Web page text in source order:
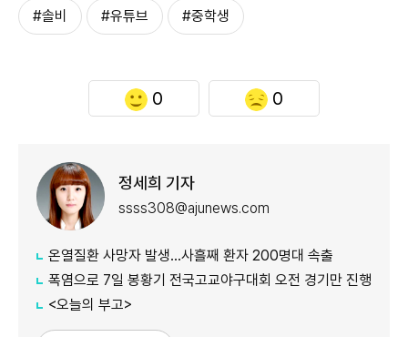
#솔비 #유튜브 #중학생
0 0
정세희 기자
ssss308@ajunews.com
온열질환 사망자 발생…사흘째 환자 200명대 속출
폭염으로 7일 봉황기 전국고교야구대회 오전 경기만 진행
<오늘의 부고>